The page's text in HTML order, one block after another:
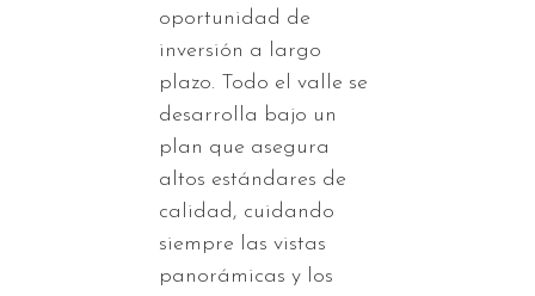
oportunidad de
inversión a largo
plazo. Todo el valle se
desarrolla bajo un
plan que asegura
altos estándares de
calidad, cuidando
siempre las vistas
panorámicas y los